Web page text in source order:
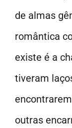
de almas
romântica
existe é a
tiveram
outras